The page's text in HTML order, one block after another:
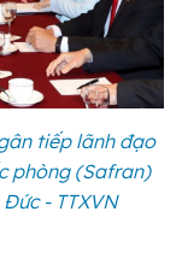
tiếp lãnh đạo
phòng (Safran)
- TTXVN